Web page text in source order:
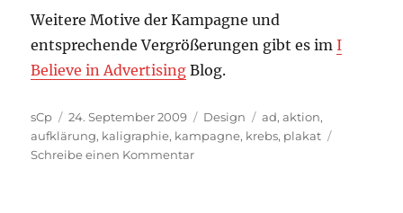
Weitere Motive der Kampagne und
entsprechende Vergrößerungen gibt es imI
Believe in Advertising Blog.
Autor
sCp
Veröffentlicht
am
24. September 2009 Kategorien
Design Schlagwörter
ad,aktion,
aufklärung, kaligraphie, kampagne, krebs, plakat
Schreibe einen Kommentarzu